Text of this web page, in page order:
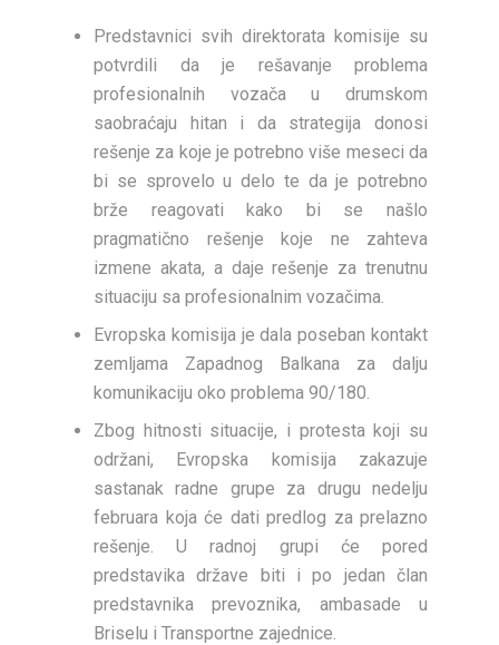
Predstavnici svih direktorata komisije su
potvrdili da je rešavanje problema
profesionalnih vozača u drumskom
saobraćaju hitan i da strategija donosi
rešenje za koje je potrebno više meseci da
bi se sprovelo u delo te da je potrebno
brže reagovati kako bi se našlo
pragmatično rešenje koje ne zahteva
izmene akata, a daje rešenje za trenutnu
situaciju sa profesionalnim vozačima.
Evropska komisija je dala poseban kontakt
zemljama Zapadnog Balkana za dalju
komunikaciju oko problema 90/180.
Zbog hitnosti situacije, i protesta koji su
održani, Evropska komisija zakazuje
sastanak radne grupe za drugu nedelju
februara koja će dati predlog za prelazno
rešenje. U radnoj grupi će pored
predstavika države biti i po jedan član
predstavnika prevoznika, ambasade u
Briselu i Transportne zajednice.